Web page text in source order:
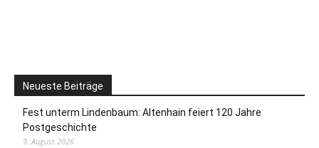
Neueste Beiträge
Fest unterm Lindenbaum: Altenhain feiert 120 Jahre
Postgeschichte
9. August 2026